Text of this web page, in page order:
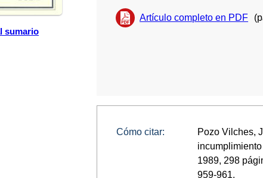
sumario
Artículo completo en PDF
Cómo citar:
Pozo Vilches,
1989, 298
959-961.